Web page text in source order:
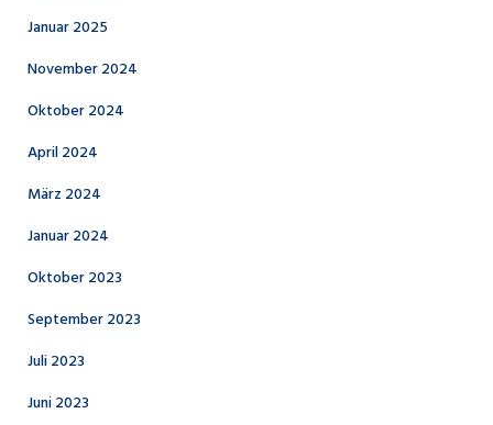
Januar 2025
November 2024
Oktober 2024
April 2024
März 2024
Januar 2024
Oktober 2023
September 2023
Juli 2023
Juni 2023